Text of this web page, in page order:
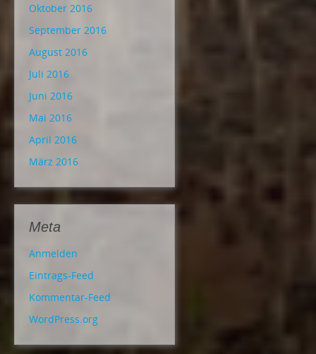
Oktober 2016
September 2016
August 2016
Juli 2016
Juni 2016
Mai 2016
April 2016
März 2016
Meta
Anmelden
Eintrags-Feed
Kommentar-Feed
WordPress.org